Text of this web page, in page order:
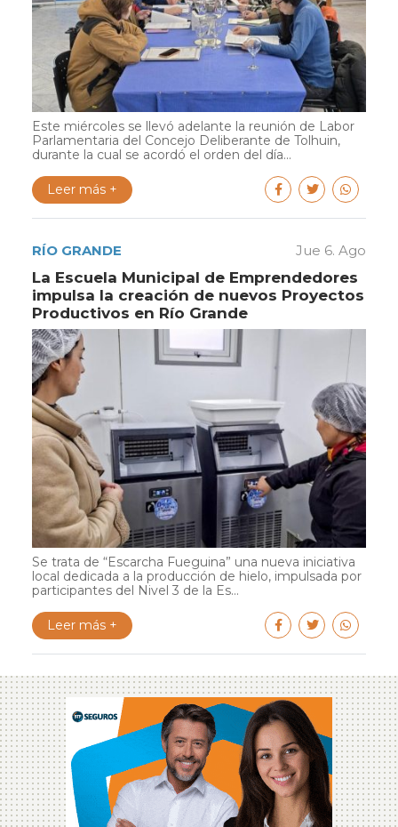
Este miércoles se llevó adelante la reunión de Labor
Parlamentaria del Concejo Deliberante de Tolhuin,
durante la cual se acordó el orden del día...
Leer más +
RÍO GRANDE Jue 6. Ago
La Escuela Municipal de Emprendedores
impulsa la creación de nuevos Proyectos
Productivos en Río Grande
Se trata de “Escarcha Fueguina” una nueva iniciativa
local dedicada a la producción de hielo, impulsada por
participantes del Nivel 3 de la Es...
Leer más +